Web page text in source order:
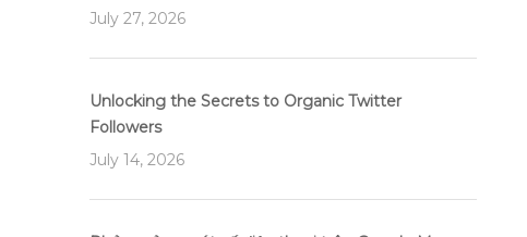
July 27, 2026
Unlocking the Secrets to Organic Twitter
Followers
July 14, 2026